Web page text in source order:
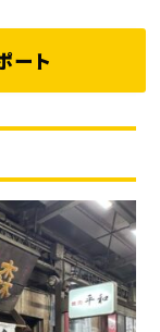
ート